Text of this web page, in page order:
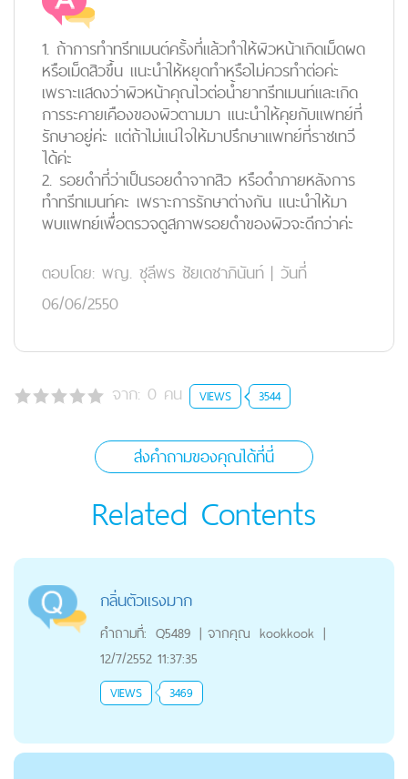
1. ถ้าการทำทรีทเมนต์ครั้งที่แล้วทำให้ผิวหน้าเกิดเม็ดผด
หรือเม็ดสิวขึ้น แนะนำให้หยุดทำหรือไม่ควรทำต่อค่ะ
เพราะแสดงว่าผิวหน้าคุณไวต่อน้ำยาทรีทเมนท์และเกิด
การระคายเคืองของผิวตามมา แนะนำให้คุยกับแพทย์ที่
รักษาอยู่ค่ะ แต่ถ้าไม่แน่ใจให้มาปรึกษาแพทย์ที่ราชเทวี
ได้ค่ะ
2. รอยดำที่ว่าเป็นรอยดำจากสิว หรือดำภายหลังการ
ทำทรีทเมนท์คะ เพราะการรักษาต่างกัน แนะนำให้มา
พบแพทย์เพื่อตรวจดูสภาพรอยดำของผิวจะดีกว่าค่ะ
ตอบโดย: พญ. ชุลีพร ชัยเดชาภินันท์ | วันที่
06/06/2550
จาก: 0 คน VIEWS 3544
ส่งคำถามของคุณได้ที่นี่
Related Contents
กลิ่นตัวแรงมาก
คำถามที่: Q5489 | จากคุณ kookkook |
12/7/2552 11:37:35
VIEWS 3469